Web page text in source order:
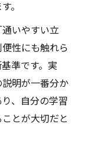
。
いやすい立
性にも触れら
準です。実
明が一番分か
、自分の学習
とが大切だと